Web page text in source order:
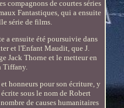
compagnons de courtes séries
Fantastiques, qui a ensuite
série de films.
a ensuite été poursuivie dans
et l'Enfant Maudit, que J.
Jack Thorne et le metteur en
Tiffany.
honneurs pour son écriture, y
sous le nom de Robert
de causes humanitaires